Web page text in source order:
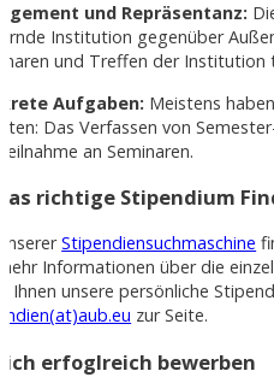
und Repräsentanz:
Institution gegenüber
und Treffen der Institution
Aufgaben: Meistens
Das Verfassen von
an Seminaren.
richtige Stipendium
Stipendiensuchmaschine
Informationen über die
Ihnen unsere persönliche
zur Seite.
erfoglreich bewerben